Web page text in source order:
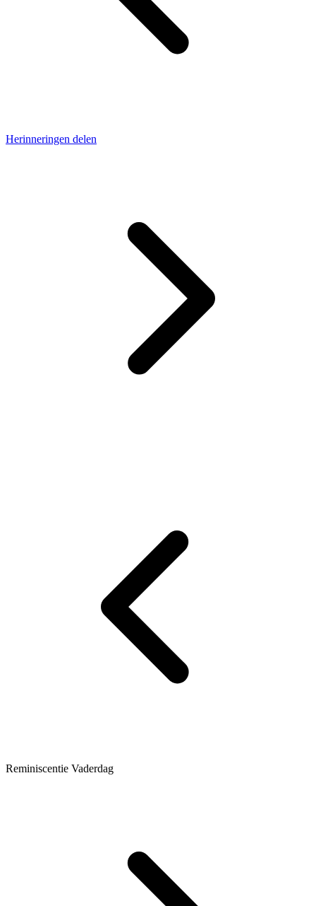
Herinneringen delen
Reminiscentie Vaderdag